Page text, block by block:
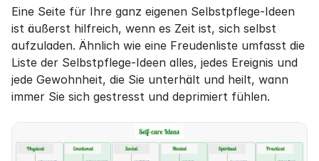
Eine Seite für Ihre ganz eigenen Selbstpflege-Ideen
ist äußerst hilfreich, wenn es Zeit ist, sich selbst
aufzuladen. Ähnlich wie eine Freudenliste umfasst die
Liste der Selbstpflege-Ideen alles, jedes Ereignis und
jede Gewohnheit, die Sie unterhält und heilt, wann
immer Sie sich gestresst und deprimiert fühlen.